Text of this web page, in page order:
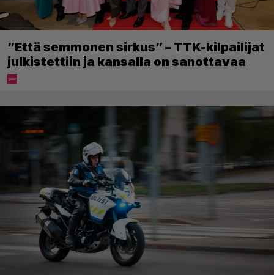
”Että semmonen sirkus” – TTK-kilpailijat
julkistettiin ja kansalla on sanottavaa